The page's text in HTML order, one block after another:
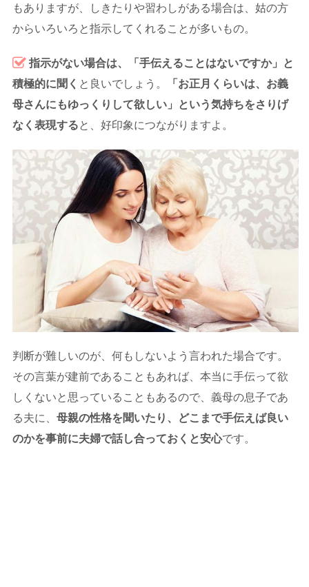
もありますが、しきたりや習わしがある場合は、姑の方
からいろいろと指示してくれることが多いもの。
指示がない場合は、「手伝えることはないですか」と
積極的に聞く と良いでしょう。
「お正月くらいは、お義
母さんにもゆっくりして欲しい」という気持ちをさりげ
なく表現すると、好印象につながりますよ。
判断が難しいのが、何もしないよう言われた場合です。
その言葉が建前であることもあれば、本当に手伝って欲
しくないと思っていることもあるので、義母の息子であ
る夫に、 母親の性格を聞いたり、どこまで手伝えば良い
のかを事前に夫婦で話し合っておくと安心です。